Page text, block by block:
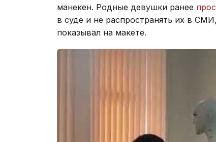
манекен. Родные девушки ранее
в суде и не распространять их в
показывал на макете.